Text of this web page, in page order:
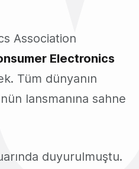
Association
Electronics
Tüm dünyanın
lansmanına sahne
duyurulmuştu.